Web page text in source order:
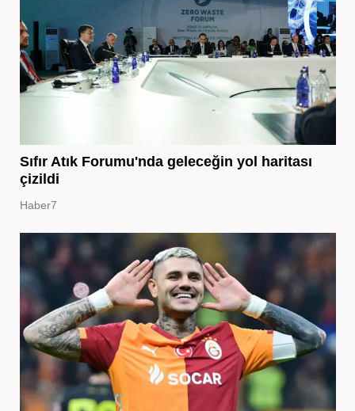
Sıfır Atık Forumu'nda geleceğin yol haritası
çizildi
Haber7